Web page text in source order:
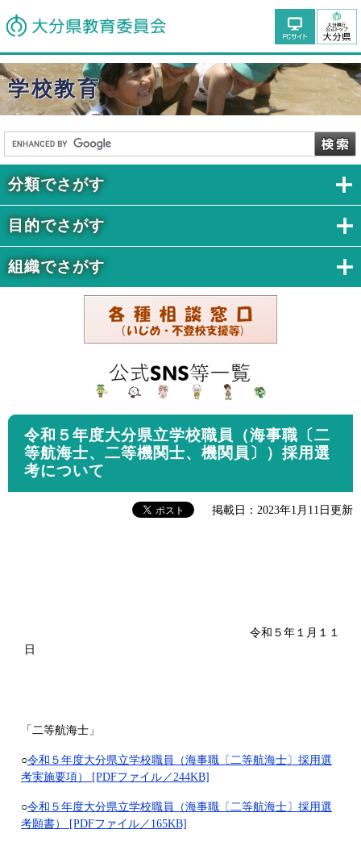
学校教育
令和５年度大分県立学校職員（海事職〔二
等航海士、二等機関士、機関員〕）採用選
考について
掲載日：2023年1月11日更新
令和５年１月１１
日
「二等航海士」
○令和５年度大分県立学校職員（海事職〔二等航海士〕採用選
考実施要項） [PDFファイル／244KB]
○令和５年度大分県立学校職員（海事職〔二等航海士〕採用選
考願書） [PDFファイル／165KB]
分類でさがす
目的でさがす
組織でさがす